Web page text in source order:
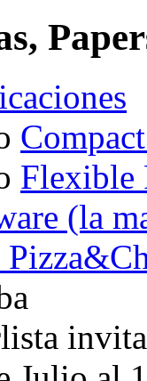
Flexible
(la